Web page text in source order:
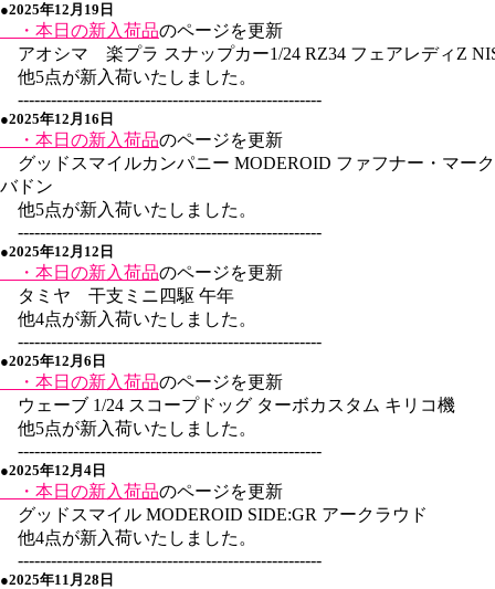
●2025年12月19日
・本日の新入荷品のページを更新
アオシマ 楽プラ スナップカー1/24 RZ34 フェアレディZ
他5点が新入荷いたしました。
-------------------------------------------------------
●2025年12月16日
・本日の新入荷品のページを更新
グッドスマイルカンパニー MODEROID ファフナー・マー
バドン
他5点が新入荷いたしました。
-------------------------------------------------------
●2025年12月12日
・本日の新入荷品のページを更新
タミヤ 干支ミニ四駆 午年
他4点が新入荷いたしました。
-------------------------------------------------------
●2025年12月6日
・本日の新入荷品のページを更新
ウェーブ 1/24 スコープドッグ ターボカスタム キリコ機
他5点が新入荷いたしました。
-------------------------------------------------------
●2025年12月4日
・本日の新入荷品のページを更新
グッドスマイル MODEROID SIDE:GR アークラウド
他4点が新入荷いたしました。
-------------------------------------------------------
●2025年11月28日